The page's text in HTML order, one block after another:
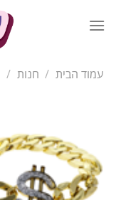
עמוד הבית / חנות /